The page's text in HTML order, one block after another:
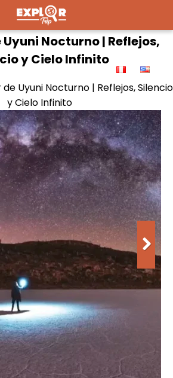
Nocturno | Reflejos,
y Cielo Infinito
de Uyuni Nocturno | Reflejos, Silencio
y Cielo Infinito